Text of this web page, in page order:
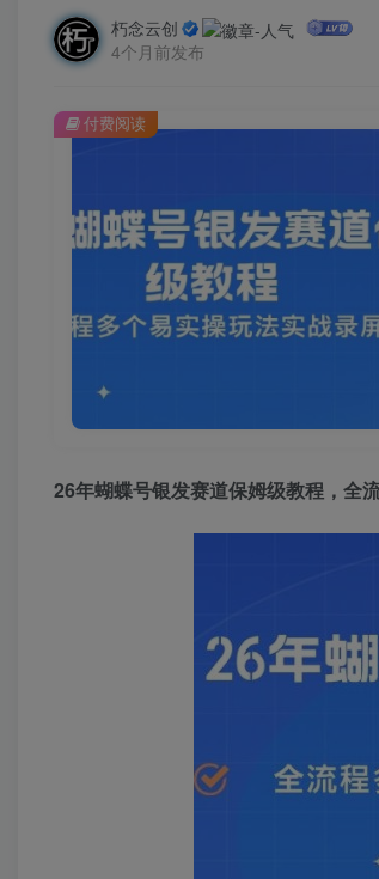
朽念云创
4个月前发布
付费阅读
26年蝴蝶号银发赛道保姆级教程，全